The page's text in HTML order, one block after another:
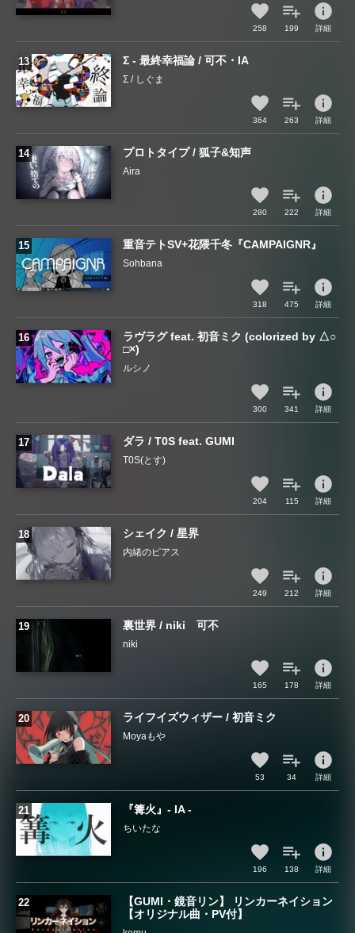
258 199
info
詳細
Σ - 最終幸福論 / 可不・IA
Σ / しぐま
364 263
info
詳細
プロトタイプ / 狐子&知声
Aira
280 222
info
詳細
重音テトSV+花隈千冬『CAMPAIGNR』
Sohbana
318 475
info
詳細
ラヴラグ feat. 初音ミク (colorized by △○
□×)
ルシノ
300 341
info
詳細
ダラ / T0S feat. GUMI
T0S(とす)
204 115
info
詳細
シェイク / 星界
内緒のピアス
249 212
info
詳細
裏世界 / niki 可不
niki
165 178
info
詳細
ライフイズウィザー / 初音ミク
Moyaもや
53 34
info
詳細
『篝火』- IA -
ちいたな
196 138
info
詳細
【GUMI・鏡音リン】 リンカーネイション
【オリジナル曲・PV付】